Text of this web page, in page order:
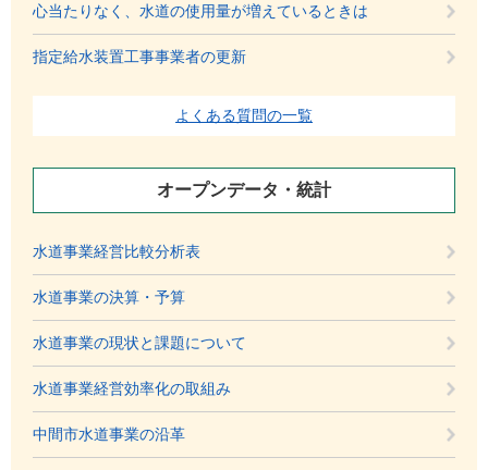
心当たりなく、水道の使用量が増えているときは
指定給水装置工事事業者の更新
よくある質問の一覧
オープンデータ・統計
水道事業経営比較分析表
水道事業の決算・予算
水道事業の現状と課題について
水道事業経営効率化の取組み
中間市水道事業の沿革